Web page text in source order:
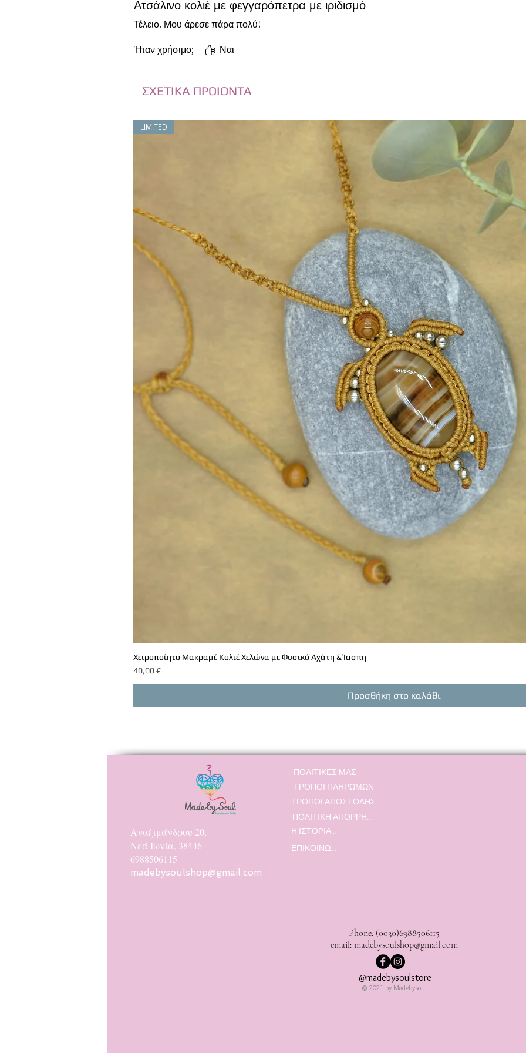
Ατσάλινο κολιέ με φεγγαρόπετρα με ιριδισμό
Τέλειο. Μου άρεσε πάρα πολύ!
Ήταν χρήσιμο; Ναι
ΣΧΕΤΙΚΑ ΠΡΟΙΟΝΤΑ
Γρήγορη προβολή
LIMITED
Χειροποίητο Μακραμέ Κολιέ Χελώνα με Φυσικό Αχάτη & Ίασπη
Τιμή
40,00 €
Προσθήκη στο καλάθι
Αναξιμάνδρου 20,
Νεά Ιωνία, 38446
6988506115
madebysoulshop@gmail.com
ΠΟΛΙΤΙΚΕΣ ΜΑΣ
ΤΡΟΠΟΙ ΠΛΗΡΩΜΩΝ
ΤΡΟΠΟΙ ΑΠΟΣΤΟΛΗΣ
Phone: (0030)6988506115
email: madebysoulshop@gmail.com
@madebysoulstore
© 2021 by Madebysoul